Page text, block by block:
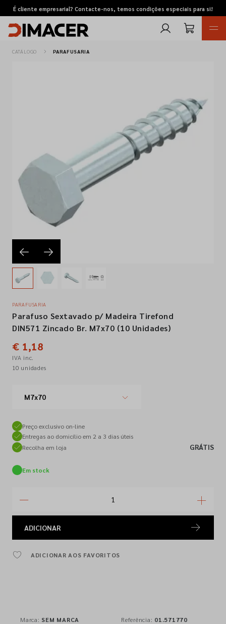
É cliente empresarial? Contacte-nos, temos condições especiais para si!
Pedidos de cotação
Marcas
Favoritos
Empresa
Contactos
Siga-nos nas redes sociais
CATÁLOGO PARAFUSARIA
PARAFUSARIA
Parafuso Sextavado p/ Madeira Tirefond
DIN571 Zincado Br. M7x70 (10 Unidades)
€ 1,18
IVA inc.
10 unidades
M7x70
Preço exclusivo on-line
Entregas ao domicílio em 2 a 3 dias úteis
Recolha em loja
GRÁTIS
Em stock
ADICIONAR
ADICIONAR AOS FAVORITOS
Marca: SEM MARCA Referência: 01.571770